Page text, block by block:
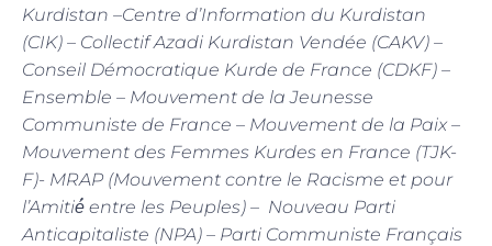
Kurdistan –Centre d’Information du Kurdistan
(CIK) – Collectif Azadi Kurdistan Vendée (CAKV) –
Conseil Démocratique Kurde de France (CDKF) –
Ensemble – Mouvement de la Jeunesse
Communiste de France – Mouvement de la Paix –
Mouvement des Femmes Kurdes en France (TJK-
F)- MRAP (Mouvement contre le Racisme et pour
l’Amitié́ entre les Peuples) – Nouveau Parti
Anticapitaliste (NPA) – Parti Communiste Français